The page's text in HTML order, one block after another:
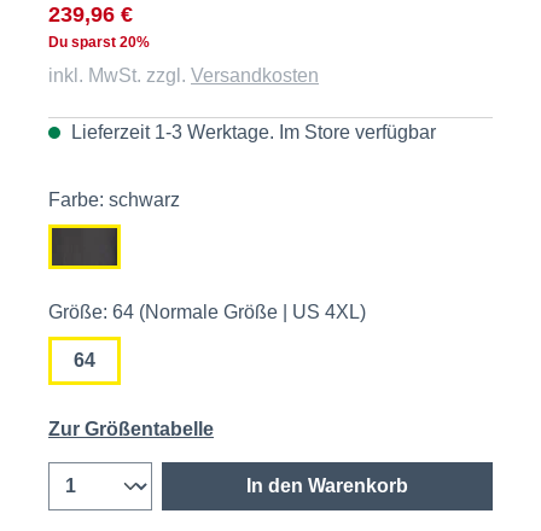
239,96 €
Du sparst 20%
inkl. MwSt. zzgl. Versandkosten
Lieferzeit 1-3 Werktage. Im Store verfügbar
Farbe: schwarz
Größe: 64 (Normale Größe | US 4XL)
64
Zur Größentabelle
In den Warenkorb